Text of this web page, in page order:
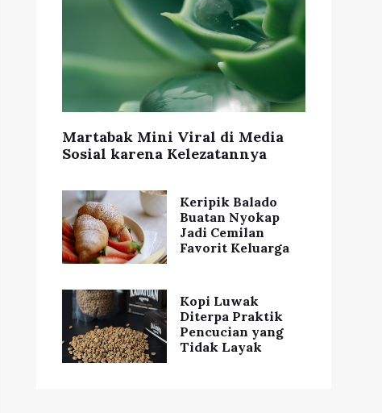
Martabak Mini Viral di Media
Sosial karena Kelezatannya
Keripik Balado
Buatan Nyokap
Jadi Cemilan
Favorit Keluarga
Kopi Luwak
Diterpa Praktik
Pencucian yang
Tidak Layak